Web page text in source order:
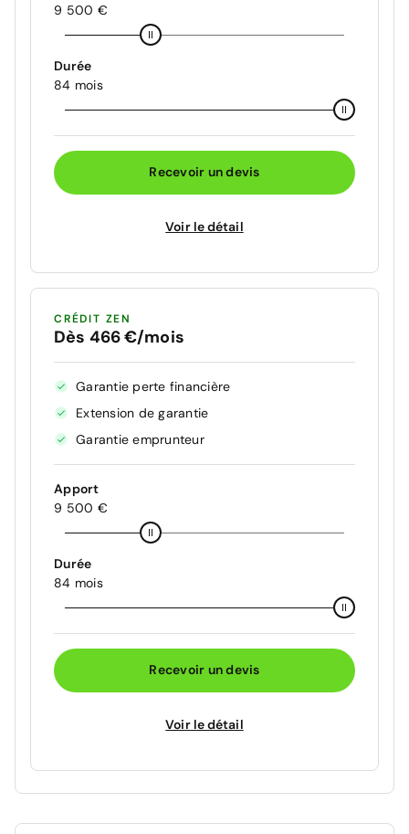
9 500 €
Durée
84 mois
Recevoir un devis
Voir le détail
CRÉDIT ZEN
Dès 466 €/mois
Garantie perte financière
Extension de garantie
Garantie emprunteur
Apport
9 500 €
Durée
84 mois
Recevoir un devis
Voir le détail